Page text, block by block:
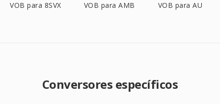
VOB para 8SVX VOB para AMB VOB para AU
Conversores específicos